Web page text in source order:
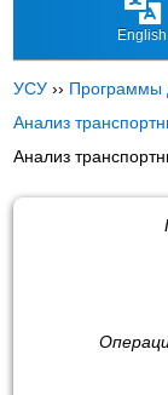
English
УСУ ›› Программы
Анализ
Анализ